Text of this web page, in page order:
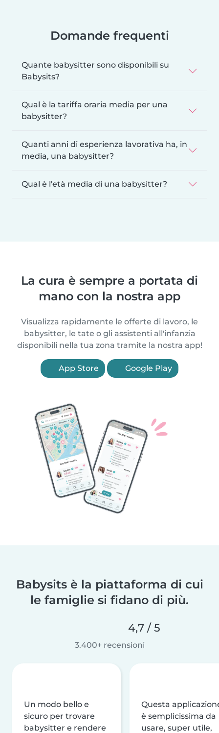
Domande frequenti
Quante babysitter sono disponibili su
Babysits?
Qual è la tariffa oraria media per una
babysitter?
Quanti anni di esperienza lavorativa ha, in
media, una babysitter?
Qual è l'età media di una babysitter?
La cura è sempre a portata di
mano con la nostra app
Visualizza rapidamente le offerte di lavoro, le
babysitter, le tate o gli assistenti all'infanzia
disponibili nella tua zona tramite la nostra app!
App Store Google Play
Babysits è la piattaforma di cui
le famiglie si fidano di più.
4,7 / 5
3.400+ recensioni
Un modo bello e
sicuro per trovare
babysitter e rendere
Questa
è semplicissima da
usare, super utile,